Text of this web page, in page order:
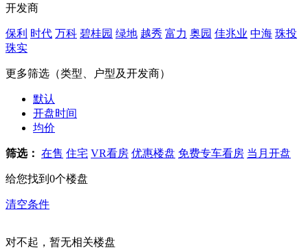
开发商
保利 时代 万科 碧桂园 绿地 越秀 富力 奥园 佳兆业 中海 珠投
珠实
更多筛选（类型、户型及开发商）
默认
开盘时间
均价
筛选： 在售 住宅 VR看房 优惠楼盘 免费专车看房 当月开盘
给您找到 0个楼盘
清空条件
对不起，暂无相关楼盘